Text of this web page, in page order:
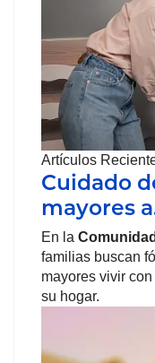
Artículos
Cuidado
mayores
En la Comunidad
familias buscan
mayores vivir
su hogar.